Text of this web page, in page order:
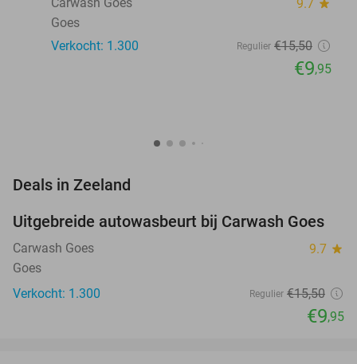
9.7 star
Goes
Verkocht: 1.300
Regulier €15,50
€9,95
Deals in Zeeland
36%
Uitgebreide autowasbeurt bij Carwash Goes
Carwash Goes 9.7 star
Goes
Verkocht: 1.300
Regulier €15,50
€9,95